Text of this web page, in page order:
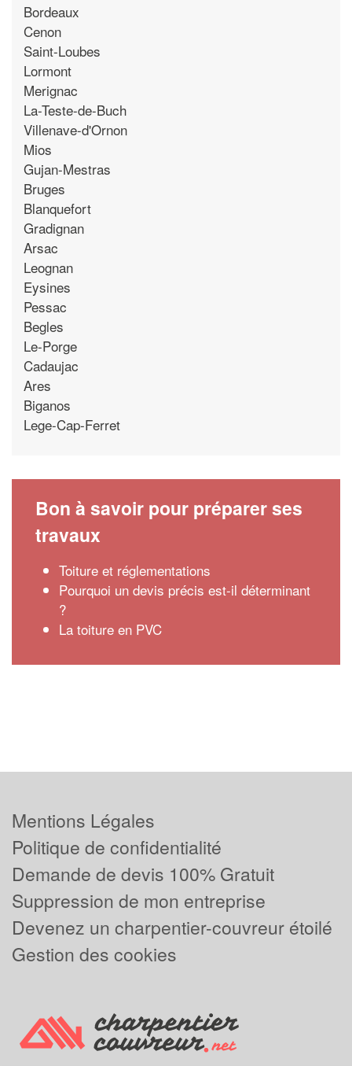
Bordeaux
Cenon
Saint-Loubes
Lormont
Merignac
La-Teste-de-Buch
Villenave-d'Ornon
Mios
Gujan-Mestras
Bruges
Blanquefort
Gradignan
Arsac
Leognan
Eysines
Pessac
Begles
Le-Porge
Cadaujac
Ares
Biganos
Lege-Cap-Ferret
Bon à savoir pour préparer ses
travaux
Toiture et réglementations
Pourquoi un devis précis est-il déterminant
?
La toiture en PVC
Mentions Légales
Politique de confidentialité
Demande de devis 100% Gratuit
Suppression de mon entreprise
Devenez un charpentier-couvreur étoilé
Gestion des cookies